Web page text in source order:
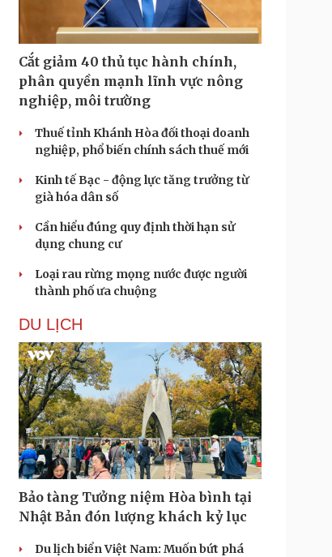
Cắt giảm 40 thủ tục hành chính,
phân quyền mạnh lĩnh vực nông
nghiệp, môi trường
Thuế tỉnh Khánh Hòa đối thoại doanh
nghiệp, phổ biến chính sách thuế mới
Kinh tế Bạc - động lực tăng trưởng từ
già hóa dân số
Cần hiểu đúng quy định thời hạn sử
dụng chung cư
Loại rau rừng mọng nước được người
thành phố ưa chuộng
DU LỊCH
Bảo tàng Tưởng niệm Hòa bình tại
Nhật Bản đón lượng khách kỷ lục
Du lịch biển Việt Nam: Muốn bứt phá